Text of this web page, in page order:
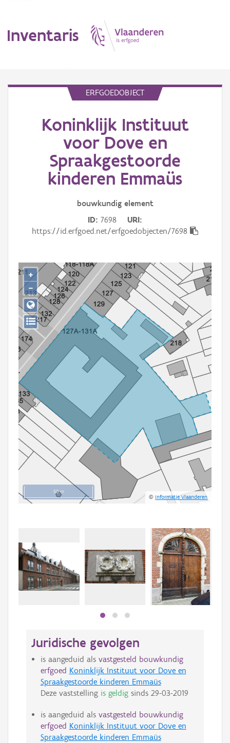
Inventaris
Erfgoedobject
Aanduidingsobject
Persoon of collectief
Hergebruik
Aanmelden
ERFGOEDOBJECT
Koninklijk Instituut
voor Dove en
Spraakgestoorde
kinderen Emmaüs
bouwkundig element
ID 7698
URI
https://id.erfgoed.net/erfgoedobjecten/7698
50 m
©Informatie Vlaanderen
+
−
Juridische gevolgen
is aangeduid als vastgesteld bouwkundig
erfgoed Koninklijk Instituut voor Dove en
Spraakgestoorde kinderen Emmaüs
Deze vaststelling is geldigsinds 29-03-2019
is aangeduid als vastgesteld bouwkundig
erfgoed Koninklijk Instituut voor Dove en
Spraakgestoorde kinderen Emmaüs